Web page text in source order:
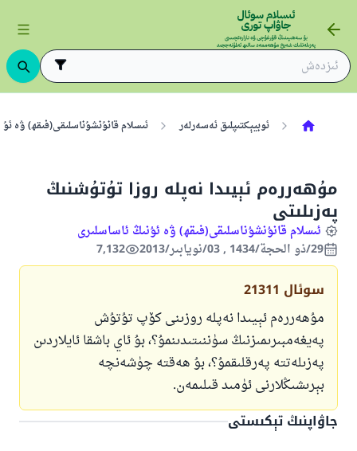
ئوبيېكتىپلىق ئەسەرلەر ئىسلام قانۇنشۇناسلىقى(فىقھ) ۋە
مۇھەررەم ئېيىدا نەپلە روزا تۇتۇشنىڭ
پەزىلىتى
ئىسلام قانۇنشۇناسلىقى(فىقھ) ۋە ئۇنىڭ ئاساسلىرى
29/ذو الحجة/1434 , 03/نويابىر/2013
7,132
سوئال 21311
مۇھەررەم ئېيىدا نەپلە روزىنى كۆپ تۇتۇش
پەيغەمبىرىمىزنىڭ سۈننىتىدىنمۇ؟، بۇ ئاي باشقا ئايلاردىن
پەزىلەتتە پەرقلىقمۇ؟، بۇ ھەقتە چۈشەنچە
بېرىشىڭلارنى ئۈمىد قىلىمەن.
جاۋاپنىڭ تېكىستى